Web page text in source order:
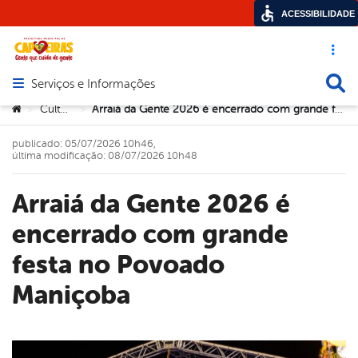
Acesso
Abrir menu principal de navegação
Serviços e Informações
Você está aqui:
> Cultura > Arraiá da Gente 2026 é encerrado com grande festa no Povoado Maniçoba
Arraiá da Gente 2026 é
encerrado com grande
festa no Povoado
Maniçoba
publicado: 05/07/2026 10h46,
última modificação: 08/07/2026 10h48
ACESSIBILIDADE